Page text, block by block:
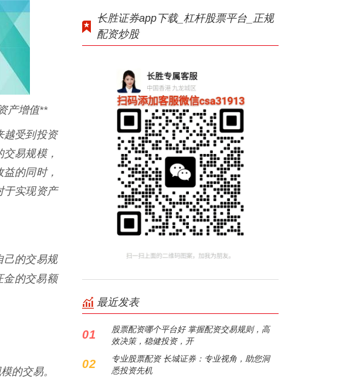
产增值**
越受到投资
易规模，
的同时，
于实现资产
己的交易规
金的交易额
的交易。
长胜证券app下载_杠杆股票平台_正规
配资炒股
最近发表
01
股票配资哪个平台好 掌握配资交易规则，高
效决策，稳健投资，开
02
专业股票配资 长城证券：专业视角，助您洞
悉投资先机